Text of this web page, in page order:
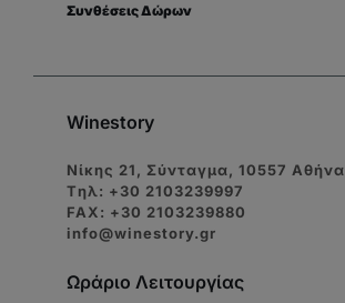
Συνθέσεις Δώρων
Winestory
Νίκης 21, Σύνταγμα, 10557 Αθήνα
Tηλ: +30 2103239997
FAX: +30 2103239880
info@winestory.gr
Ωράριο Λειτουργίας